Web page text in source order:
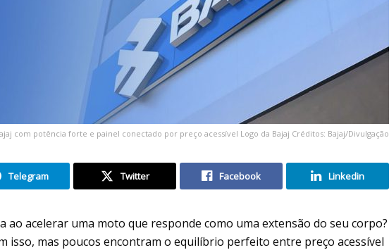
com potência forte e painel conectado por preço acessível Logo da Bajaj Créditos: Bajaj/Divulgação
Telegram Twitter Facebook Linkedin
acelerar uma moto que responde como uma extensão do seu corpo?
isso, mas poucos encontram o equilíbrio perfeito entre preço acessível